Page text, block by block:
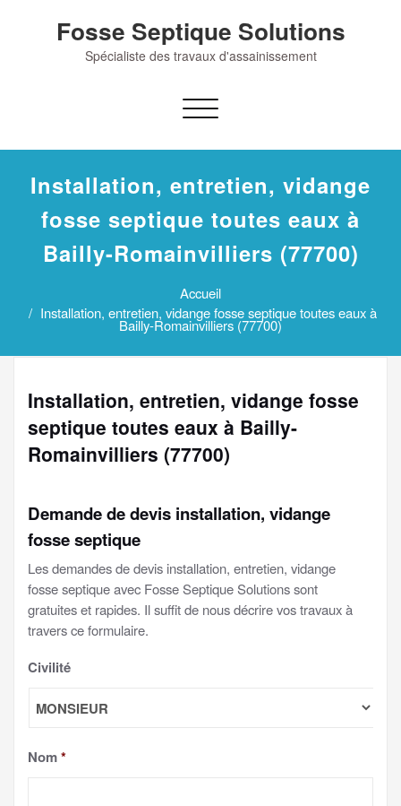
Fosse Septique Solutions
Spécialiste des travaux d'assainissement
Afficher/masquer
navigation
Installation, entretien, vidange
fosse septique toutes eaux à
Bailly-Romainvilliers (77700)
Accueil
Installation, entretien, vidange fosse septique toutes eaux à
Bailly-Romainvilliers (77700)
Installation, entretien, vidange fosse
septique toutes eaux à Bailly-
Romainvilliers (77700)
Demande de devis installation, vidange
fosse septique
Les demandes de devis installation, entretien, vidange
fosse septique avec Fosse Septique Solutions sont
gratuites et rapides. Il suffit de nous décrire vos travaux à
travers ce formulaire.
Civilité
Nom*